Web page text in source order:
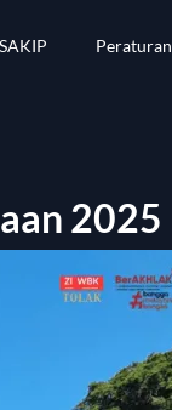
SAKIP Peraturan
2025